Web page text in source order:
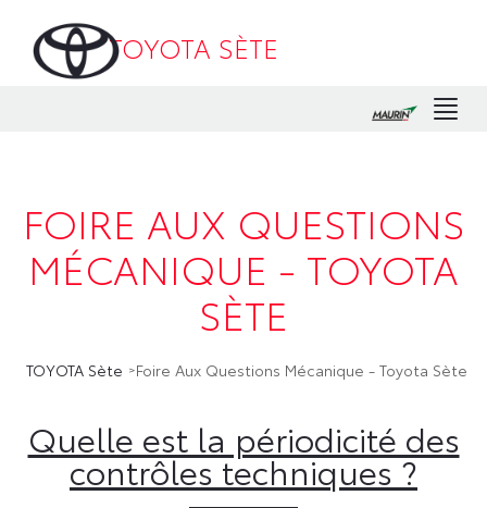
TOYOTA SÈTE
FOIRE AUX QUESTIONS
MÉCANIQUE - TOYOTA
SÈTE
TOYOTA Sète Foire Aux Questions Mécanique - Toyota Sète
Quelle est la périodicité des
contrôles techniques ?